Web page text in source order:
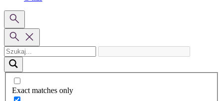
Exact matches only